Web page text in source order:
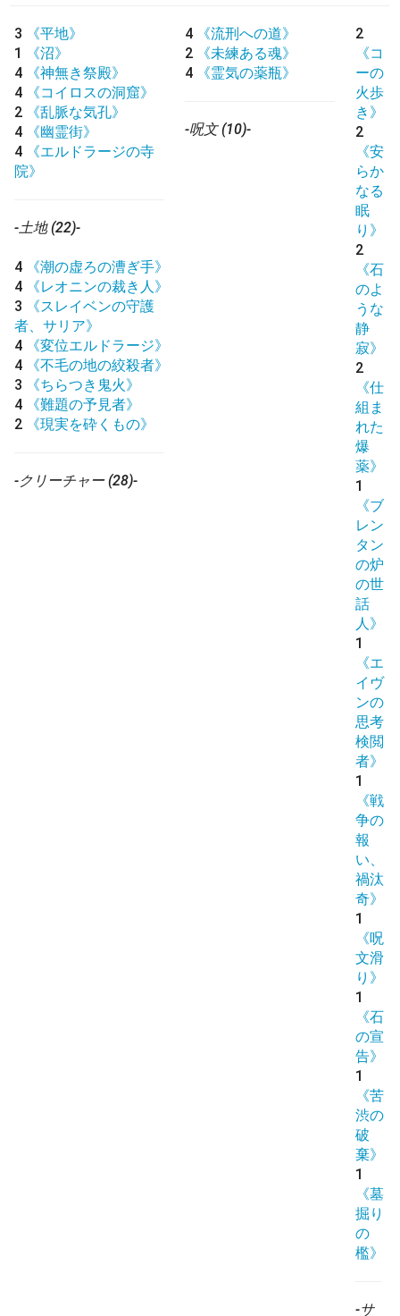
3
《平地》
1
《沼》
4
《神無き祭殿》
4
《コイロスの洞窟》
2
《乱脈な気孔》
4
《幽霊街》
4
《エルドラージの寺
院》
-土地 (22)-
4
《潮の虚ろの漕ぎ手》
4
《レオニンの裁き人》
3
《スレイベンの守護
者、サリア》
4
《変位エルドラージ》
4
《不毛の地の絞殺者》
3
《ちらつき鬼火》
4
《難題の予見者》
2
《現実を砕くもの》
-クリーチャー (28)-
4
《流刑への道》
2
《未練ある魂》
4
《霊気の薬瓶》
-呪文 (10)-
2
《コ
ーの
火歩
き》
2
《安
らか
なる
眠
り》
2
《石
のよ
うな
静
寂》
2
《仕
組ま
れた
爆
薬》
1
《ブ
レン
タン
の炉
の世
話
人》
1
《エ
イヴ
ンの
思考
検閲
者》
1
《戦
争の
報
い、
禍汰
奇》
1
《呪
文滑
り》
1
《石
の宣
告》
1
《苦
渋の
破
棄》
1
《墓
掘り
の
檻》
-サ